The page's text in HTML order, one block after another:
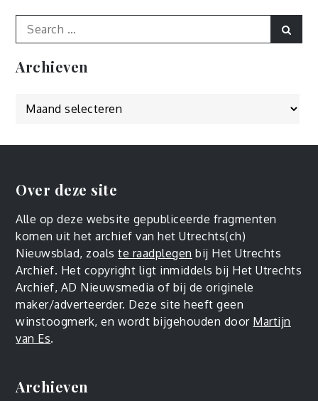
Search
for:
Archieven
Over deze site
Alle op deze website gepubliceerde fragmenten
komen uit het archief van het Utrechts(ch)
Nieuwsblad, zoalste raadplegen bij Het Utrechts
Archief. Het copyright ligt inmiddels bij Het Utrechts
Archief, AD Nieuwsmedia of bij de originele
maker/adverteerder. Deze site heeft geen
winstoogmerk, en wordt bijgehouden door Martijn
van Es.
Archieven